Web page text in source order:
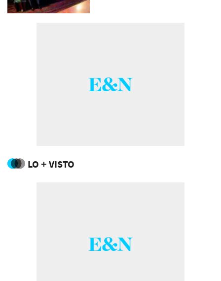
LO + VISTO